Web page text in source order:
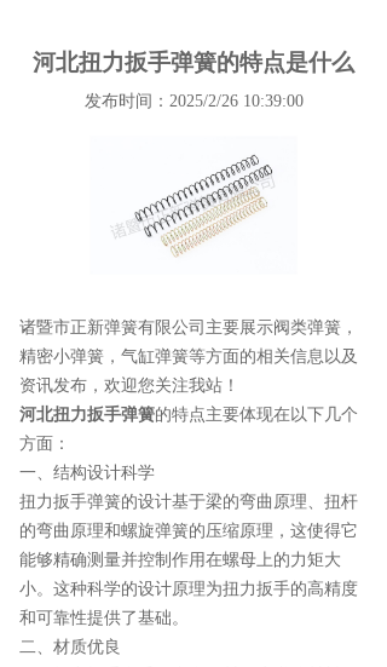
河北扭力扳手弹簧的特点是什么
发布时间：2025/2/26 10:39:00
诸暨市正新弹簧有限公司主要展示阀类弹簧 ，
精密小弹簧，气缸弹簧等方面的相关信息以及
资讯发布，欢迎您关注我站！
河北扭力扳手弹簧的特点主要体现在以下几个
方面：
一、结构设计科学
扭力扳手弹簧的设计基于梁的弯曲原理、扭杆
的弯曲原理和螺旋弹簧的压缩原理，这使得它
能够精确测量并控制作用在螺母上的力矩大
小。这种科学的设计原理为扭力扳手的高精度
和可靠性提供了基础。
二、材质优良